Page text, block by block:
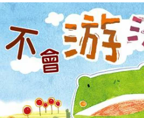
天天免運 美食蛋糕
居家生活 3C家電